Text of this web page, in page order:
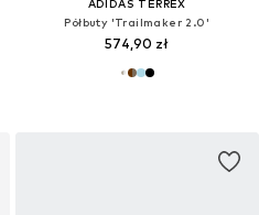
ADIDAS TERREX
Półbuty 'Trailmaker 2.0'
574,90 zł